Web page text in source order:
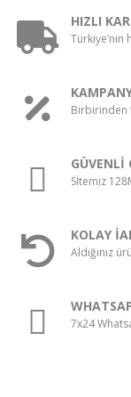
HIZLI
Türkiye’nin
Birbirinden
GÜVENLİ
Sİtemiz
KOLAY
Aldığınız
7x24